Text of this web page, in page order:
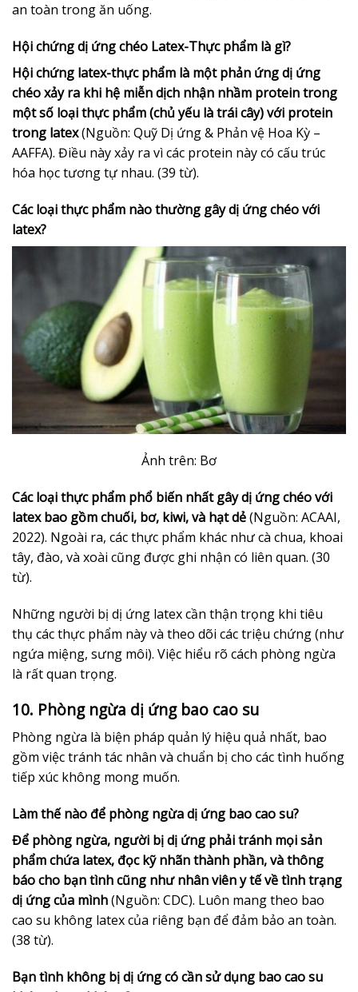
an toàn trong ăn uống.
Hội chứng dị ứng chéo Latex-Thực phẩm là gì?
Hội chứng latex-thực phẩm là một phản ứng dị ứng
chéo xảy ra khi hệ miễn dịch nhận nhầm protein trong
một số loại thực phẩm (chủ yếu là trái cây) với protein
trong latex(Nguồn: Quỹ Dị ứng & Phản vệ Hoa Kỳ –
AAFFA). Điều này xảy ra vì các protein này có cấu trúc
hóa học tương tự nhau. (39 từ).
Các loại thực phẩm nào thường gây dị ứng chéo với
latex?
Ảnh trên: Bơ
Các loại thực phẩm phổ biến nhất gây dị ứng chéo với
latex bao gồm chuối, bơ, kiwi, và hạt dẻ(Nguồn: ACAAI,
2022). Ngoài ra, các thực phẩm khác như cà chua, khoai
tây, đào, và xoài cũng được ghi nhận có liên quan. (30
từ).
Những người bị dị ứng latex cần thận trọng khi tiêu
thụ các thực phẩm này và theo dõi các triệu chứng (như
ngứa miệng, sưng môi). Việc hiểu rõ cách phòng ngừa
là rất quan trọng.
10. Phòng ngừa dị ứng bao cao su
Phòng ngừa là biện pháp quản lý hiệu quả nhất, bao
gồm việc tránh tác nhân và chuẩn bị cho các tình huống
tiếp xúc không mong muốn.
Làm thế nào để phòng ngừa dị ứng bao cao su?
Để phòng ngừa, người bị dị ứng phải tránh mọi sản
phẩm chứa latex, đọc kỹ nhãn thành phần, và thông
báo cho bạn tình cũng như nhân viên y tế về tình trạng
dị ứng của mình(Nguồn: CDC). Luôn mang theo bao
cao su không latex của riêng bạn để đảm bảo an toàn.
(38 từ).
Bạn tình không bị dị ứng có cần sử dụng bao cao su